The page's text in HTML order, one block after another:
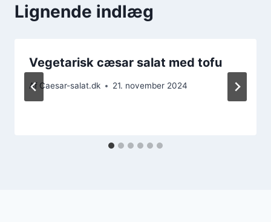
Lignende indlæg
Vegetarisk cæsar salat med tofu
Af Caesar-salat.dk 21. november 2024